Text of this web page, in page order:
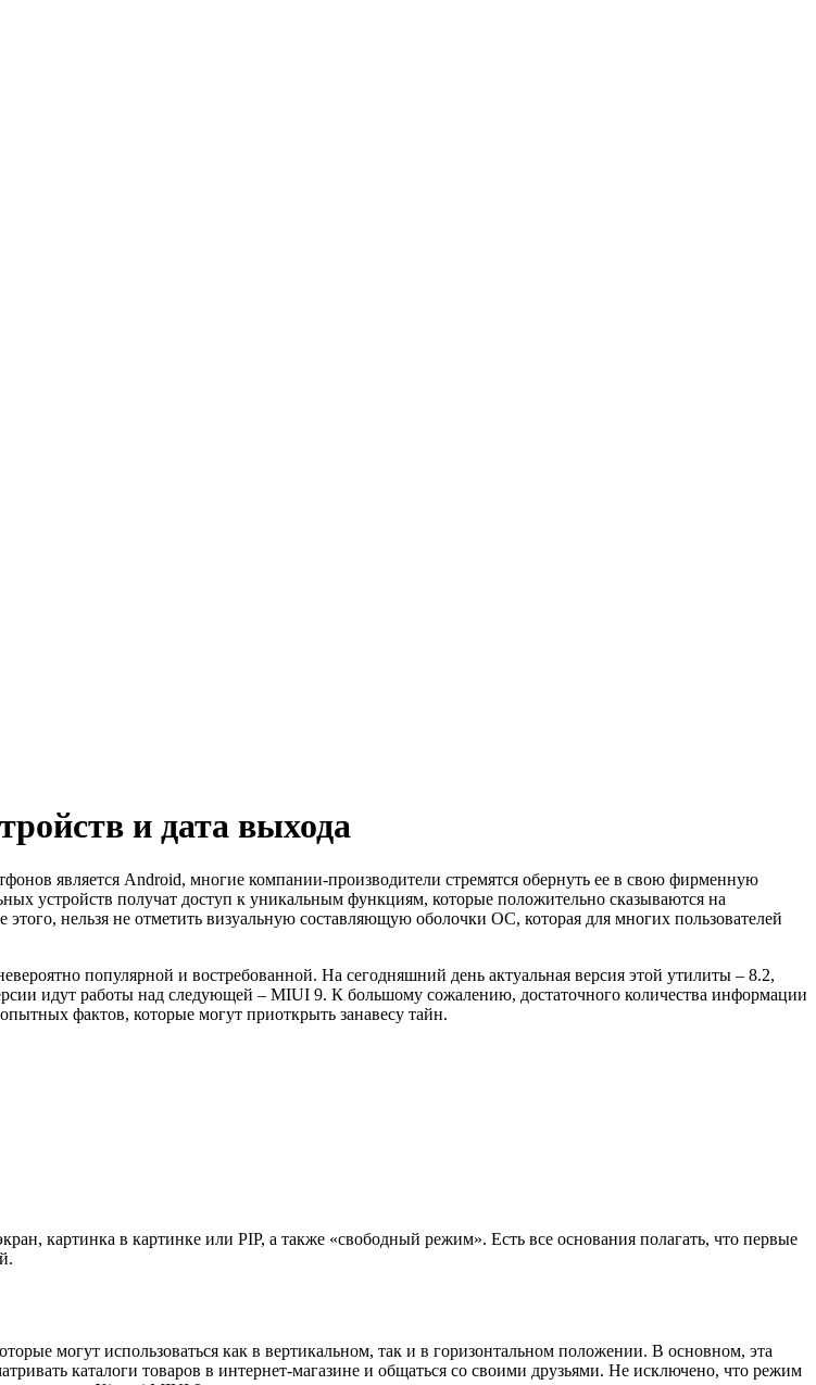
и дата выхода
является Android, многие компании-производители стремятся обернуть ее в свою фирменную
устройств получат доступ к уникальным функциям, которые положительно сказываются на
нельзя не отметить визуальную составляющую оболочки ОС, которая для многих пользователей
популярной и востребованной. На сегодняшний день актуальная версия этой утилиты – 8.2,
идут работы над следующей – MIUI 9. К большому сожалению, достаточного количества информации
фактов, которые могут приоткрыть занавесу тайн.
картинка в картинке или PIP, а также «свободный режим». Есть все основания полагать, что первые
могут использоваться как в вертикальном, так и в горизонтальном положении. В основном, эта
каталоги товаров в интернет-магазине и общаться со своими друзьями. Не исключено, что режим